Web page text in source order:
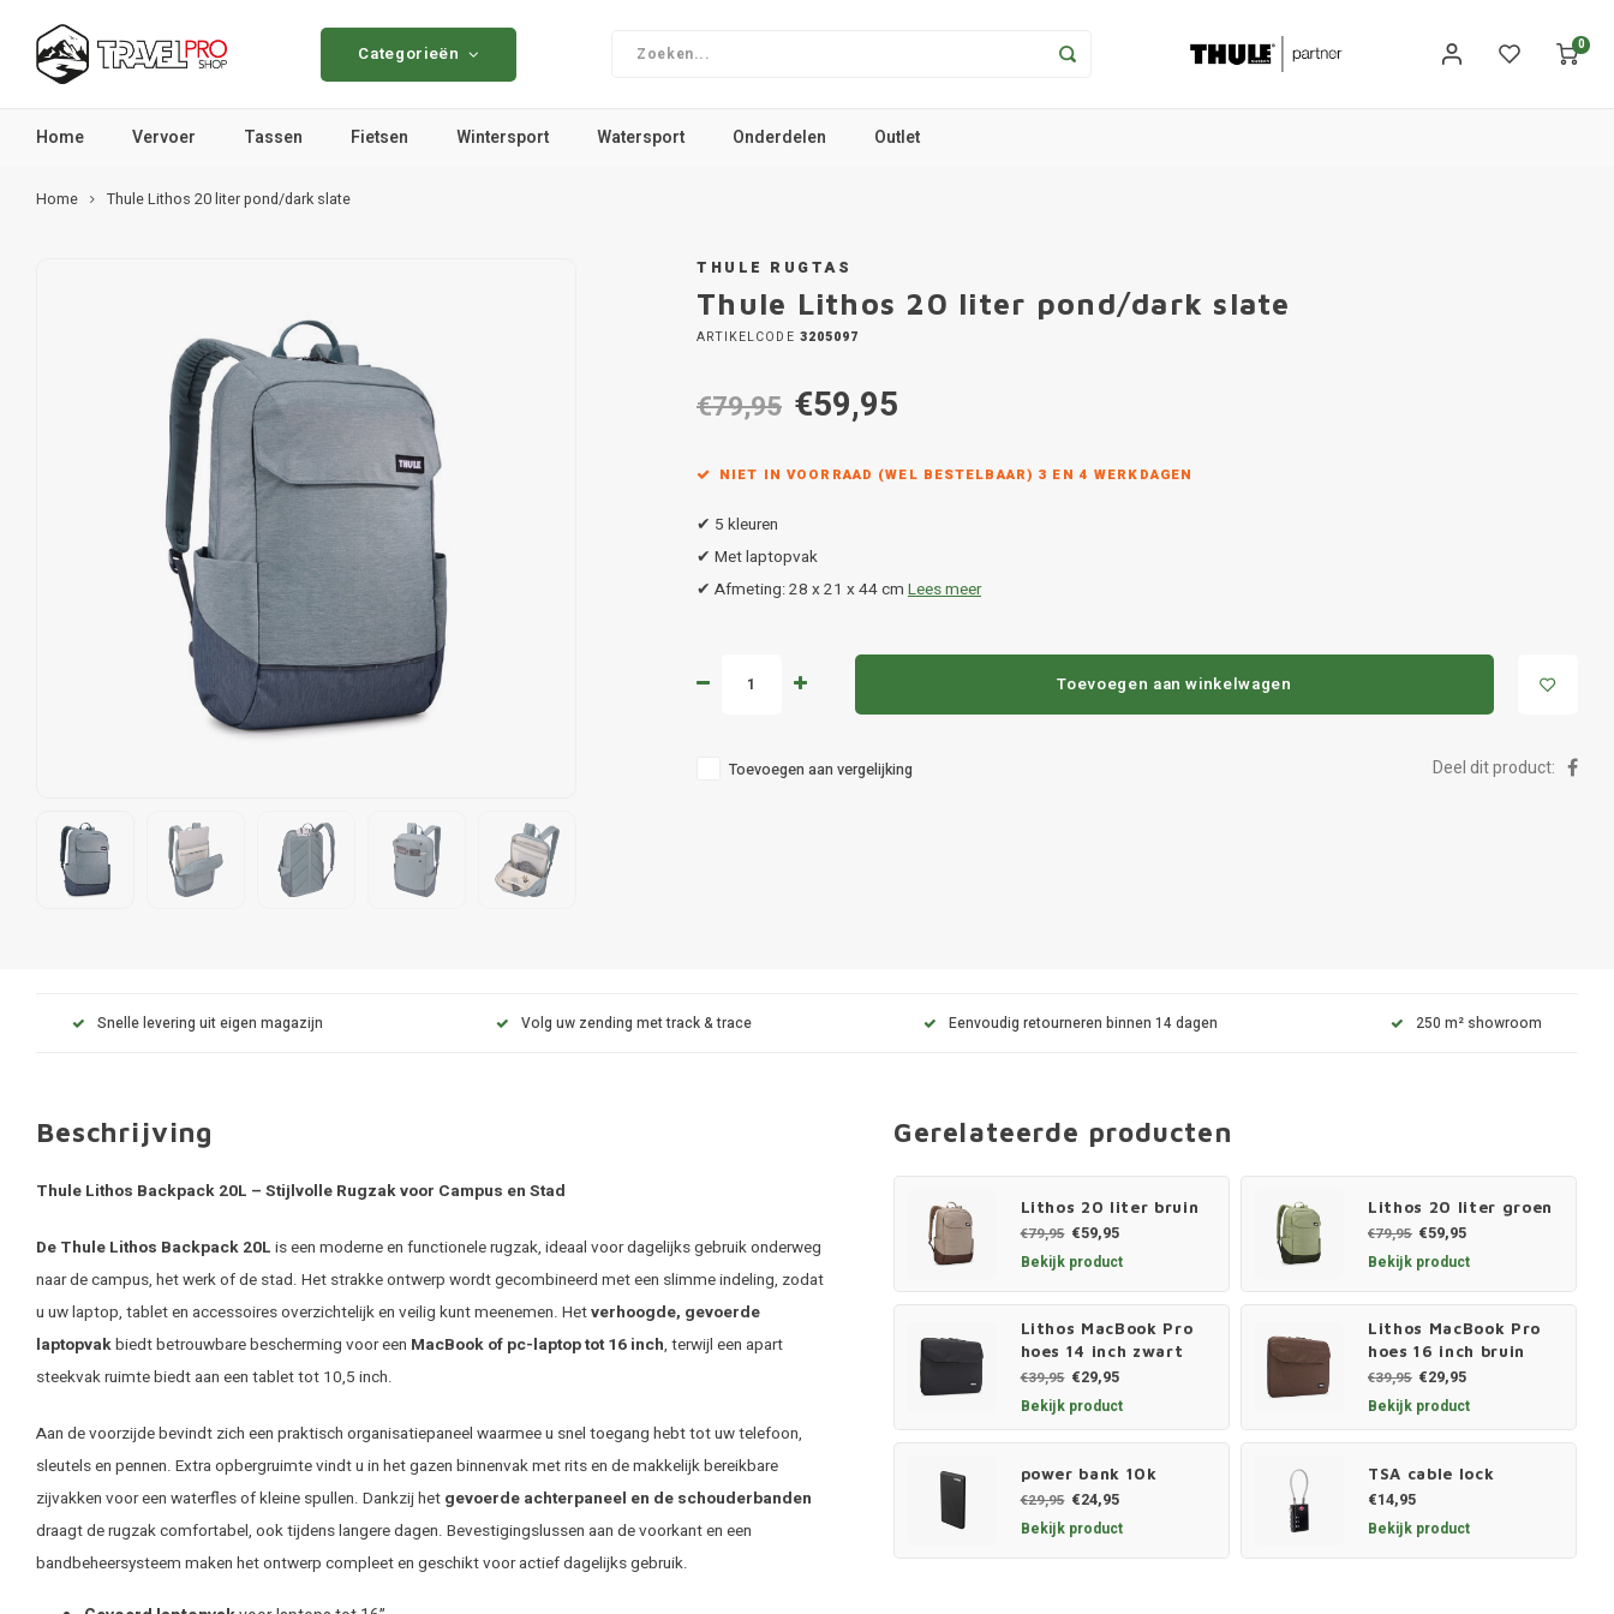
Categorieën 0
Home Vervoer Tassen Fietsen Wintersport Watersport Onderdelen Outlet
Home Thule Lithos 20 liter pond/dark slate
THULE RUGTAS
Thule Lithos 20 liter pond/dark slate
ARTIKELCODE 3205097
€79,95 €59,95
NIET IN VOORRAAD (WEL BESTELBAAR) 3 EN 4 WERKDAGEN
✔ 5 kleuren
✔ Met laptopvak
✔ Afmeting: 28 x 21 x 44 cm Lees meer
Toevoegen aan winkelwagen
Toevoegen aan vergelijking Deel dit product:
Snelle levering uit eigen magazijn Volg uw zending met track & trace Eenvoudig retourneren binnen 14 dagen 250 m² showroom
Beschrijving
Thule Lithos Backpack 20L – Stijlvolle Rugzak voor Campus en Stad
De Thule Lithos Backpack 20L is een moderne en functionele rugzak, ideaal voor dagelijks gebruik onderweg
naar de campus, het werk of de stad. Het strakke ontwerp wordt gecombineerd met een slimme indeling, zodat
u uw laptop, tablet en accessoires overzichtelijk en veilig kunt meenemen. Hetverhoogde, gevoerde
laptopvakbiedt betrouwbare bescherming voor een MacBook of pc-laptop tot 16 inch, terwijl een apart
steekvak ruimte biedt aan een tablet tot 10,5 inch.
Aan de voorzijde bevindt zich een praktisch organisatiepaneel waarmee u snel toegang hebt tot uw telefoon,
sleutels en pennen. Extra opbergruimte vindt u in het gazen binnenvak met rits en de makkelijk bereikbare
zijvakken voor een waterfles of kleine spullen. Dankzij het gevoerde achterpaneel en de schouderbanden
draagt de rugzak comfortabel, ook tijdens langere dagen. Bevestigingslussen aan de voorkant en een
bandbeheersysteem maken het ontwerp compleet en geschikt voor actief dagelijks gebruik.
Gerelateerde producten
Lithos 20 liter bruin
€79,95 €59,95
Bekijk product
Lithos 20 liter groen
€79,95 €59,95
Bekijk product
Lithos MacBook Pro
hoes 14 inch zwart
€39,95 €29,95
Bekijk product
Lithos MacBook Pro
hoes 16 inch bruin
€39,95 €29,95
Bekijk product
power bank 10k
€29,95 €24,95
Bekijk product
TSA cable lock
€14,95
Bekijk product